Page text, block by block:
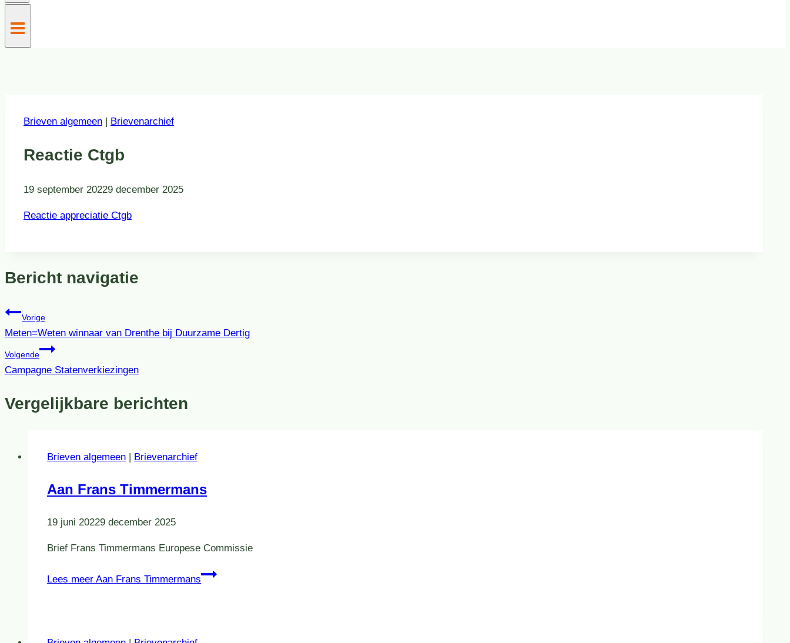
Brieven algemeen Brievenarchief
Reactie Ctgb
19 september 20229 december 2025
Reactie appreciatie Ctgb
Bericht navigatie
Vorige
Meten=Weten winnaar van Drenthe bij Duurzame Dertig
Volgende
Campagne Statenverkiezingen
Vergelijkbare berichten
Brieven algemeen | Brievenarchief
Aan Frans Timmermans
19 juni 20229 december 2025
Brief Frans Timmermans Europese Commissie
Lees meer Aan Frans Timmermans